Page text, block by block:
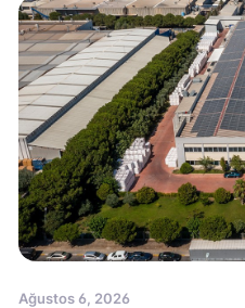
Ağustos 6, 2026